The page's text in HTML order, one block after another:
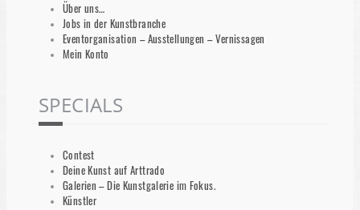
Über uns…
Jobs in der Kunstbranche
Eventorganisation – Ausstellungen – Vernissagen
Mein Konto
SPECIALS
Contest
Deine Kunst auf Arttrado
Galerien – Die Kunstgalerie im Fokus.
Künstler